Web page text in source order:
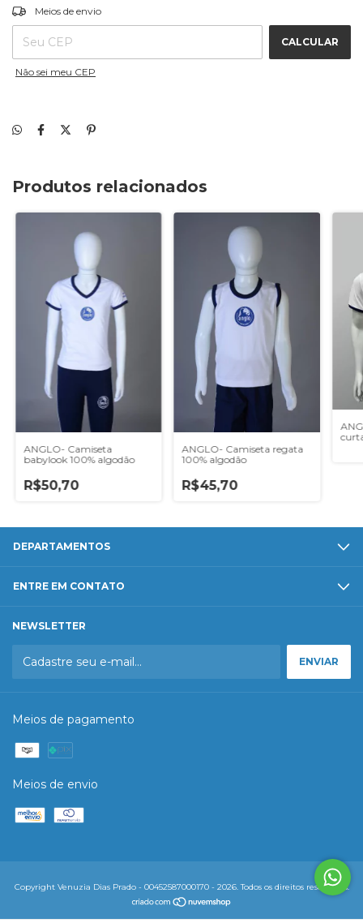
Entregas para o CEP:
Meios de envio
CALCULAR
Não sei meu CEP
Produtos relacionados
ANGLO- Camiseta
babylook 100% algodão
R$50,70
ANGLO- Camiseta regata
100% algodão
R$45,70
DEPARTAMENTOS
ENTRE EM CONTATO
NEWSLETTER
Meios de pagamento
Meios de envio
Copyright Venuzia Dias Prado - 00452587000170 - 2026. Todos os direitos reservados.